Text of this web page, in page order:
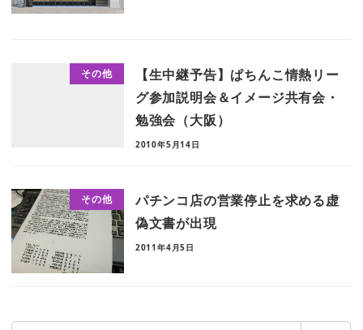
その他
【生中継予告】ぱちんこ情熱リー
グ参加説明会＆イメージ共有会・
勉強会（大阪）
2010年5月14日
その他
パチンコ店の営業停止を求める虚
偽文書が出現
2011年4月5日